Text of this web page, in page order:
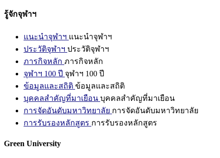
รู้จักจุฬาฯ
แนะนำจุฬาฯ แนะนำจุฬาฯ
ประวัติจุฬาฯ ประวัติจุฬาฯ
ภารกิจหลัก ภารกิจหลัก
จุฬาฯ 100 ปี จุฬาฯ 100 ปี
ข้อมูลและสถิติ ข้อมูลและสถิติ
บุคคลสำคัญที่มาเยือน บุคคลสำคัญที่มาเยือน
การจัดอันดับมหาวิทยาลัย การจัดอันดับมหาวิทยาลัย
การรับรองหลักสูตร การรับรองหลักสูตร
Green University